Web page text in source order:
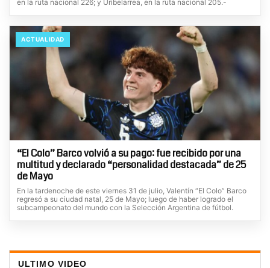
en la ruta nacional 226; y Uribelarrea, en la ruta nacional 205.-
ACTUALIDAD
“El Colo” Barco volvió a su pago: fue recibido por una
multitud y declarado “personalidad destacada” de 25
de Mayo
En la tardenoche de este viernes 31 de julio, Valentín “El Colo” Barco
regresó a su ciudad natal, 25 de Mayo; luego de haber logrado el
subcampeonato del mundo con la Selección Argentina de fútbol.
ULTIMO VIDEO